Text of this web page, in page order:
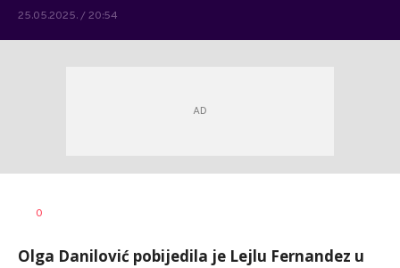
25.05.2025. / 20:54
AUTOR
0
Olga Danilović pobijedila je Lejlu Fernandez u